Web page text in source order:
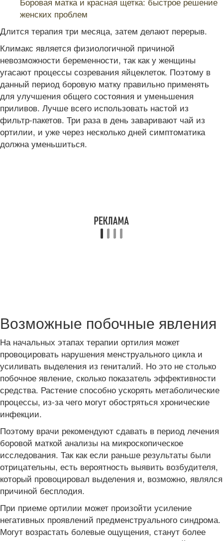
женских проблем
Длится терапия три месяца, затем делают перерыв.
Климакс является физиологичной причиной
невозможности беременности, так как у женщины
угасают процессы созревания яйцеклеток. Поэтому в
данный период боровую матку правильно применять
для улучшения общего состояния и уменьшения
приливов. Лучше всего использовать настой из
фильтр-пакетов. Три раза в день заваривают чай из
ортилии, и уже через несколько дней симптоматика
должна уменьшиться.
Возможные побочные явления
На начальных этапах терапии ортилия может
провоцировать нарушения менструального цикла и
усиливать выделения из гениталий. Но это не столько
побочное явление, сколько показатель эффективности
средства. Растение способно ускорять метаболические
процессы, из-за чего могут обостряться хронические
инфекции.
Поэтому врачи рекомендуют сдавать в период лечения
боровой маткой анализы на микроскопическое
исследования. Так как если раньше результаты были
отрицательны, есть вероятность выявить возбудителя,
который провоцировал выделения и, возможно, являлся
причиной бесплодия.
При приеме ортилии может произойти усиление
негативных проявлений предменструального синдрома.
Могут возрастать болевые ощущения, станут более